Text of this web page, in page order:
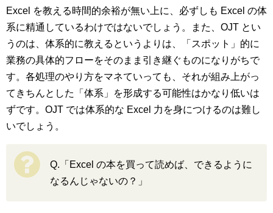
Excel を教える時間的余裕が無い上に、必ずしも Excel の体
系に精通しているわけではないでしょう。また、OJT とい
うのは、体系的に教えるというよりは、「スポット」的に
業務の具体的フローをそのまま引き継ぐものになりがちで
す。各処理のやり方をマネていっても、それが組み上がっ
てきちんとした「体系」を形成する可能性はかなり低いは
ずです。OJT では体系的な Excel 力を身につけるのは難し
いでしょう。
Q.「Excel の本を買って読めば、できるように
なるんじゃないの？」